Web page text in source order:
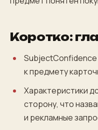
Коротко:
к предмету
Характеристики
сторону, что
и рекламные